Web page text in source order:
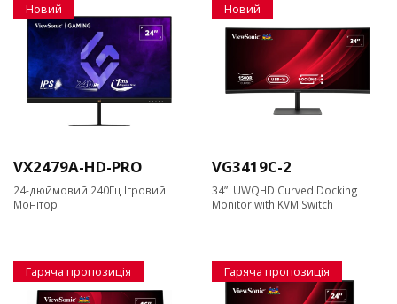
Новий
VX2479A-HD-PRO
24-дюймовий 240Гц Ігровий
Монітор
Новий
VG3419C-2
34” UWQHD Curved Docking
Monitor with KVM Switch
Гаряча пропозиція Гаряча пропозиція